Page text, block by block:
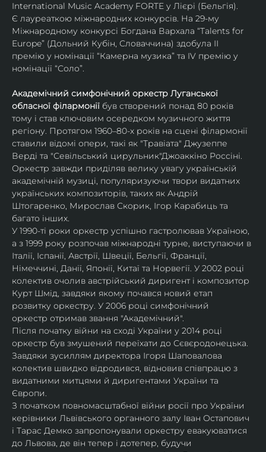
International Music Academy FORTE у Лієрі (Бельгія).
Є лауреаткою міжнародних конкурсів. На 29-му
Міжнародному конкурсі Богдана Вархала “Talents for
Europe” (Дольний Кубін, Словаччина) здобула ІІ
премію у номінації “Камерна музика” та IV премію у
номінації “Соло”.
Академічний симфонічний оркестр Луганської
обласної філармонії був створений понад 80 років
тому і став ключовим осередком музичного життя
регіону. Протягом 1960–80-х років на сцені філармонії
ставили відомі опери, такі як "Травіата" Джузеппе
Верді та "Севільський цирульник"Джоаккіно Россіні.
Оркестр завжди приділяв велику увагу українській
академічній музиці, популяризуючи твори видатних
українських композиторів, таких як Андрій
Штогаренко, Мирослав Скорик, Ігор Карабиць та
багато інших.
У 1990-ті роки оркестр успішно гастролював Україною,
а з 1999 року розпочав міжнародні турне, виступаючи в
Італії, Іспанії, Австрії, Швеції, Бельгії, Франції,
Німеччині, Данії, Японії, Китаї та Норвегії. У 2002 році
колектив очолив австрійський диригент і композитор
Курт Шмід, завдяки якому почався новий етап
розвитку оркестру. У 2006 році симфонічний
оркестр отримав звання "Академічний".
Після початку війни на сході України у 2014 році
оркестр був змушений переїхати до Сєвєродонецька.
Завдяки зусиллям директора Ігоря Шаповалова
колектив швидко відродився, відновив співпрацю з
видатними митцями й диригентами України та
Європи.
З початком повномасштабної війни росії про України
керівники Львівського органного залу Іван Остапович
і Тарас Демко запропонували оркестру евакуюватися
до Львова, де він тепер і дотепер, будучи